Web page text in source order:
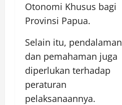
Otonomi Khusus bagi
Provinsi Papua.
Selain itu, pendalaman
dan pemahaman juga
diperlukan terhadap
peraturan
pelaksanaannya.